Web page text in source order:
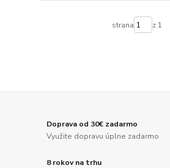
strana z 1
Doprava od 30€ zadarmo
Využite dopravu úplne zadarmo
8 rokov na trhu